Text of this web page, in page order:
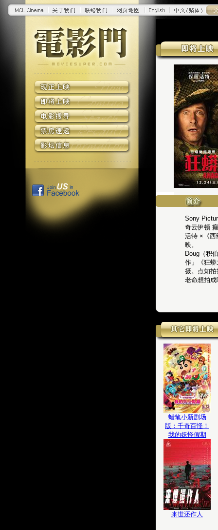
Sony
奇云伊顿
活特 ×《西
映。
Doug（积
作」《狂
摄。点知
老命想拍
蜡笔小新剧场
版：千奇百怪！
我的妖怪假期
来世还作人